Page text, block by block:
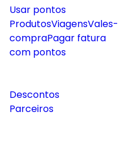
Usar pontos
ProdutosViagensVales-
compraPagar fatura
com pontos
Descontos
Parceiros